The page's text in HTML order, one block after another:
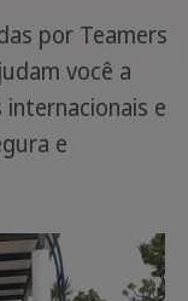
por Teamers
você a
e
e